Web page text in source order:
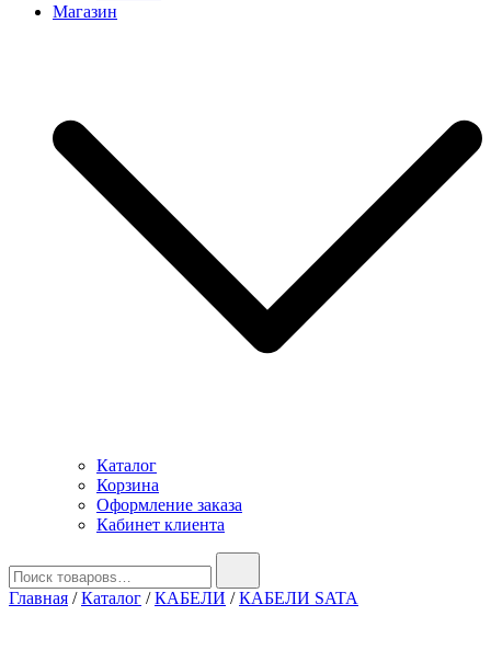
Магазин
Каталог
Корзина
Оформление заказа
Кабинет клиента
Главная /Каталог /КАБЕЛИ /КАБЕЛИ SATA